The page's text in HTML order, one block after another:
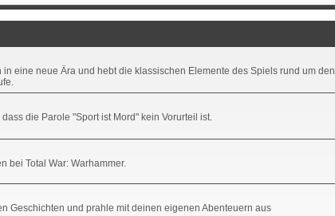
eine neue Ära und hebt die klassischen Elemente des Spiels rund um den
die Parole "Sport ist Mord" kein Vorurteil ist.
bei Total War: Warhammer.
Geschichten und prahle mit deinen eigenen Abenteuern aus